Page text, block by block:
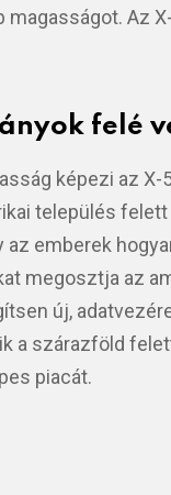
magasságot. Az
felé
képezi az
település felett
emberek
megosztja az
új,
a szárazföld
piacát.